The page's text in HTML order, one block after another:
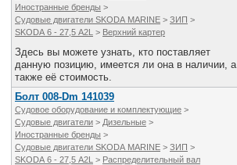
Иностранные бренды >
Судовые двигатели SKODA MARINE > ЗИП >
SKODA 6 - 27,5 A2L > Верхний картер
Здесь вы можете узнать, кто поставляет
данную позицию, имеется ли она в наличии, а
также её стоимость.
Болт 008-Dm 141039
Судовое оборудование и комплектующие >
Судовые двигатели > Дизельные >
Иностранные бренды >
Судовые двигатели SKODA MARINE > ЗИП >
SKODA 6 - 27,5 A2L > Распределительный вал